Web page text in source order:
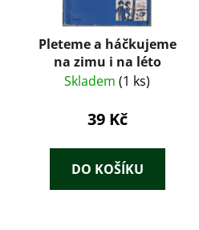
Pleteme a háčkujeme
na zimu i na léto
Skladem (1 ks)
39 Kč
DO KOŠÍKU